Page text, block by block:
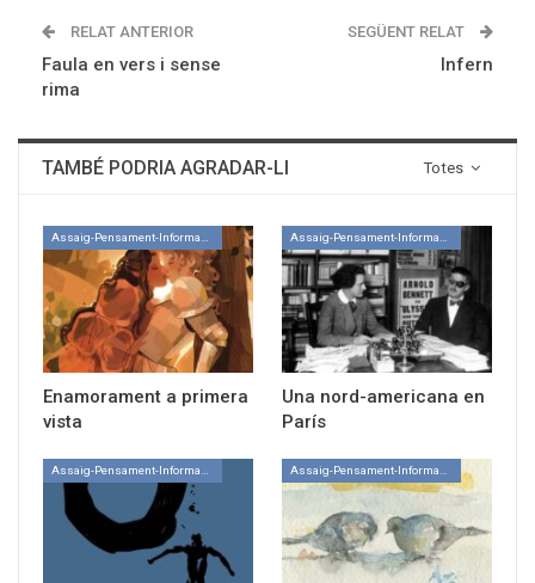
RELAT ANTERIOR
Faula en vers i sense
rima
SEGÜENT RELAT
Infern
Totes
TAMBÉ PODRIA AGRADAR-LI
Enamorament a primera
vista
Una nord-americana en
París